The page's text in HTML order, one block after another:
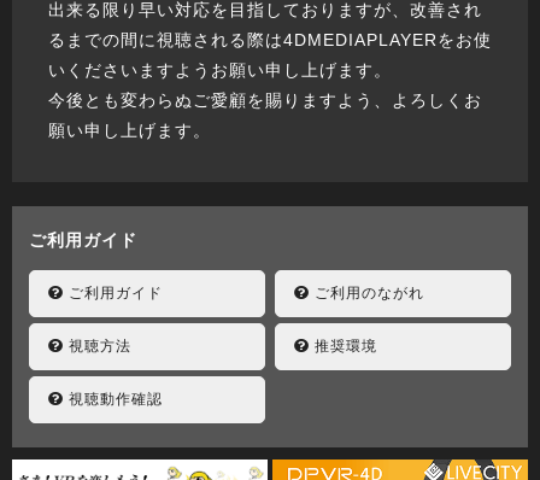
出来る限り早い対応を目指しておりますが、改善され
るまでの間に視聴される際は4DMEDIAPLAYERをお使
いくださいますようお願い申し上げます。
今後とも変わらぬご愛顧を賜りますよう、よろしくお
願い申し上げます。
ご利用ガイド
ご利用ガイド ご利用のながれ
視聴方法 推奨環境
視聴動作確認